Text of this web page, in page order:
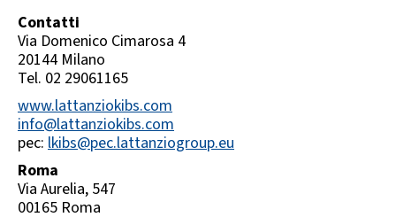
Contatti
Via Domenico Cimarosa 4
20144 Milano
Tel. 02 29061165
www.lattanziokibs.com
info@lattanziokibs.com
pec: lkibs@pec.lattanziogroup.eu
Roma
Via Aurelia, 547
00165 Roma